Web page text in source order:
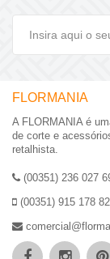
FLORMANIA
A FLORMANIA é
de corte e
retalhista.
(00351) 236 027
(00351) 915 178